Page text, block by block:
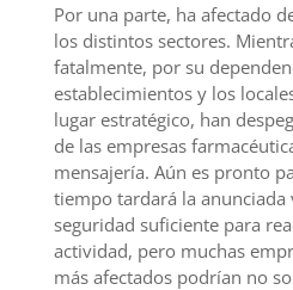
Por una parte, ha afectado
los distintos sectores.
fatalmente, por su
establecimientos y los
lugar estratégico, han
de las empresas
mensajería. Aún es pronto
tiempo tardará la anunciada
seguridad suficiente para
actividad, pero muchas
más afectados podrían no